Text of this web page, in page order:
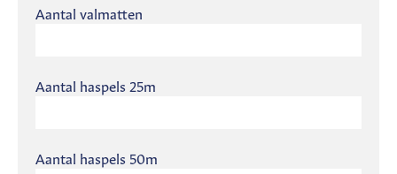
Aantal valmatten
Aantal haspels 25m
Aantal haspels 50m